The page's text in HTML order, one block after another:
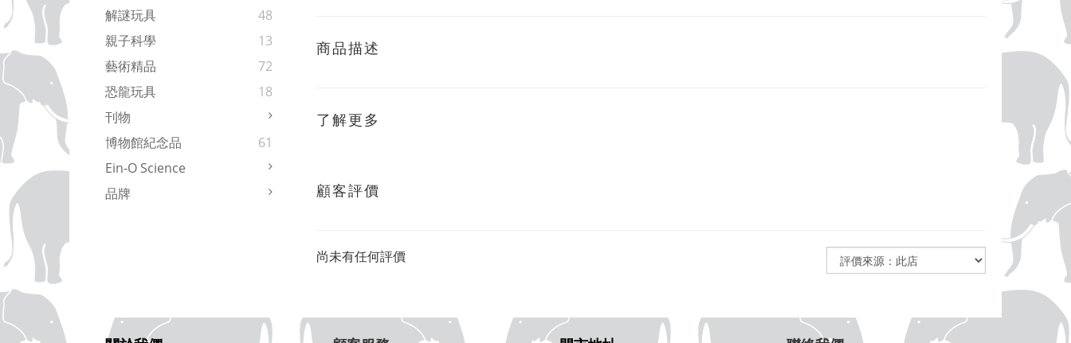
解謎玩具
48
親子科學
13
藝術精品
72
恐龍玩具
18
刊物
博物館紀念品
61
Ein-O Science
品牌
商品描述
了解更多
顧客評價
尚未有任何評價